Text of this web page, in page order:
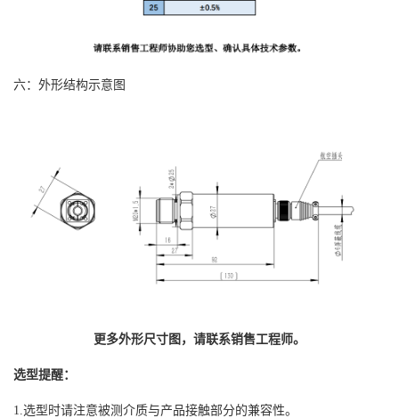
六：外形结构示意图
更多外形尺寸图，请联系销售工程师。
选型提醒：
1.选型时请注意被测介质与产品接触部分的兼容性。